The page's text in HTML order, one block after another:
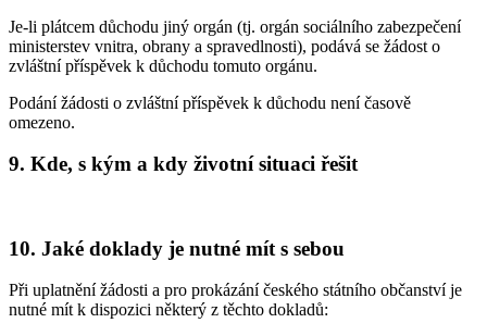
Je-li plátcem důchodu jiný orgán (tj. orgán sociálního zabezpečení
ministerstev vnitra, obrany a spravedlnosti), podává se žádost o
zvláštní příspěvek k důchodu tomuto orgánu.
Podání žádosti o zvláštní příspěvek k důchodu není časově
omezeno.
9. Kde, s kým a kdy životní situaci řešit
10. Jaké doklady je nutné mít s sebou
Při uplatnění žádosti a pro prokázání českého státního občanství je
nutné mít k dispozici některý z těchto dokladů: